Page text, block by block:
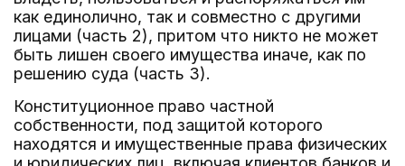
как единолично, так и совместно с другими
лицами (часть 2), притом что никто не может
быть лишен своего имущества иначе, как по
решению суда (часть 3).
Конституционное право частной
собственности, под защитой которого
находятся и имущественные права физических